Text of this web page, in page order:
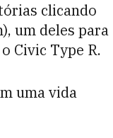
clicando
um deles para
Civic Type R.
uma vida